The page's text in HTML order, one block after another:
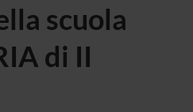
scuola
di II